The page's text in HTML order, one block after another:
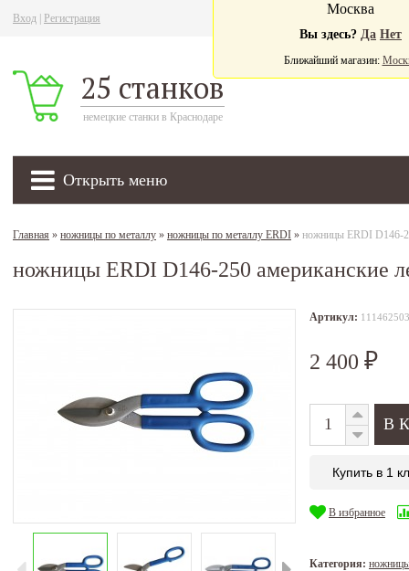
Вход Регистрация
25 станков
немецкие станки в Краснодаре
Открыть меню
Москва
Вы здесь? Да Нет
Ближайший магазин:
Главная » ножницы по металлу » ножницы по металлу ERDI » ножницы ERDI D146-
ножницы ERDI D146-250 американские
Артикул: 111462503
2 400 ₽
Купить в 1
В избранное
Категория: